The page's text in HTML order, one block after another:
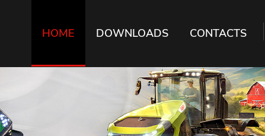
HOME DOWNLOADS CONTACTS